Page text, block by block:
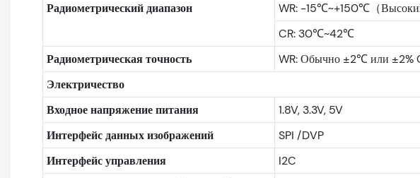
Радиометрический диапазон
WR: -15℃~+150℃（
CR: 30℃~42℃
Радиометрическая точность
WR: Обычно ±2℃ или
Электричество
Входное напряжение питания
1.8V, 3.3V, 5V
Интерфейс данных изображений
SPI /DVP
Интерфейс управления
I2C